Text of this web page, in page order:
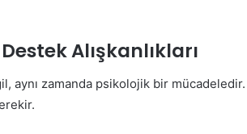
Alışkanlıkları
aynı zamanda psikolojik bir